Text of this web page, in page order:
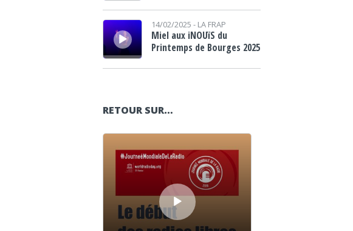
Lecteur audio 14/02/2025 - LA FRAP
Miel aux iNOUïS du
Printemps de Bourges 2025
RETOUR SUR…
Lecteur audio